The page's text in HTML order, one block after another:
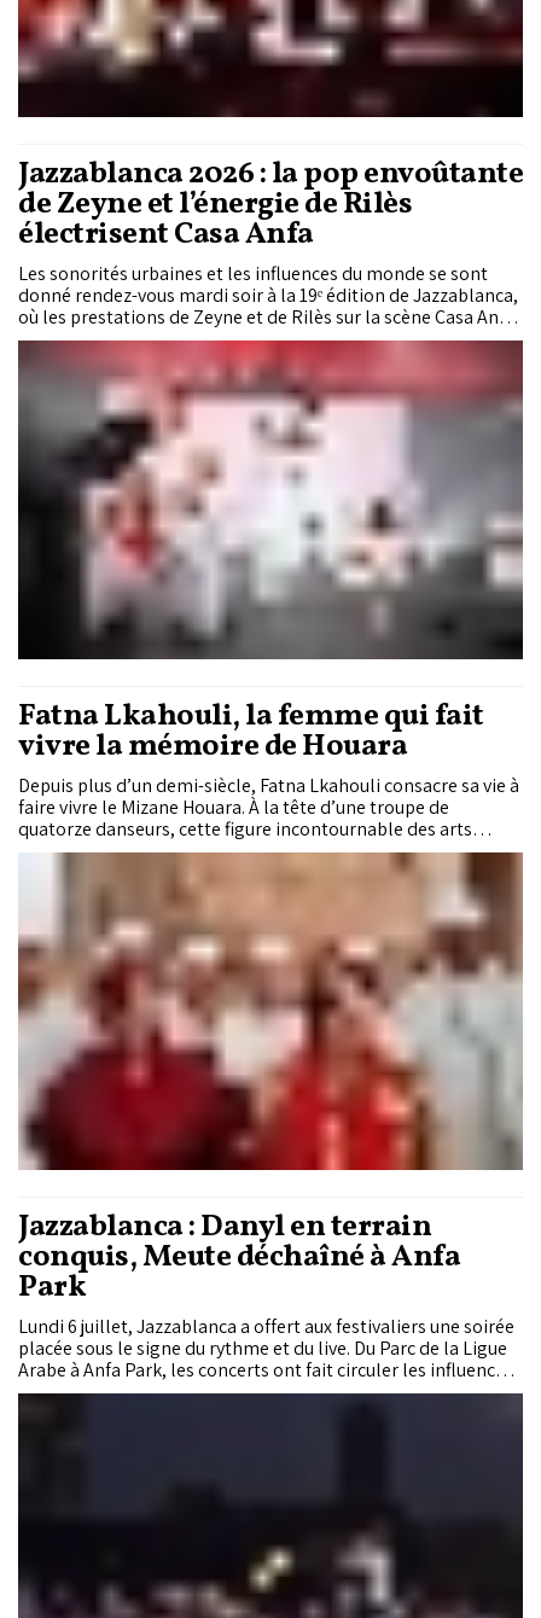
Jazzablanca 2026 : la pop envoûtante
de Zeyne et l’énergie de Rilès
électrisent Casa Anfa
Les sonorités urbaines et les influences du monde se sont
donné rendez-vous mardi soir à la 19ᵉ édition de Jazzablanca,
où les prestations de Zeyne et de Rilès sur la scène Casa Anfa
ont captivé un public venu en nombre, tandis que la Scène 21
confirmait sa vocation de tremplin avec les concerts de Small
X, accompagné d’AMG et de Saib, puis de Barcelona Gipsy
Balkan Orchestra.
Fatna Lkahouli, la femme qui fait
vivre la mémoire de Houara
Depuis plus d’un demi-siècle, Fatna Lkahouli consacre sa vie à
faire vivre le Mizane Houara. À la tête d’une troupe de
quatorze danseurs, cette figure incontournable des arts
populaires perpétue la célèbre danse de la vipère tout en
veillant à transmettre un héritage qu’elle considère comme
une mémoire vivante du Maroc.
Jazzablanca : Danyl en terrain
conquis, Meute déchaîné à Anfa
Park
Lundi 6 juillet, Jazzablanca a offert aux festivaliers une soirée
placée sous le signe du rythme et du live. Du Parc de la Ligue
Arabe à Anfa Park, les concerts ont fait circuler les influences
entre scène marocaine actuelle, jazz, groove, afrobeat, pop